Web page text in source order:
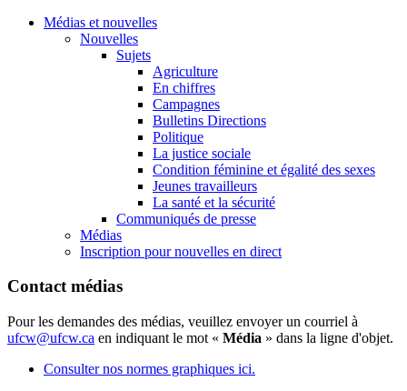
Médias et nouvelles
Nouvelles
Sujets
Agriculture
En chiffres
Campagnes
Bulletins Directions
Politique
La justice sociale
Condition féminine et égalité des sexes
Jeunes travailleurs
La santé et la sécurité
Communiqués de presse
Médias
Inscription pour nouvelles en direct
Contact médias
Pour les demandes des médias, veuillez envoyer un courriel à
ufcw@ufcw.ca en indiquant le mot « Média » dans la ligne d'objet.
Consulter nos normes graphiques ici.